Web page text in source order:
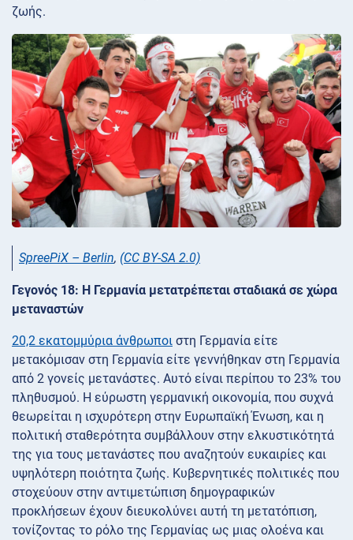
ζωής.
SpreePiX – Berlin, (CC BY-SA 2.0)
Γεγονός 18: Η Γερμανία μετατρέπεται σταδιακά σε χώρα
μεταναστών
20,2 εκατομμύρια άνθρωποι στη Γερμανία είτε
μετακόμισαν στη Γερμανία είτε γεννήθηκαν στη Γερμανία
από 2 γονείς μετανάστες. Αυτό είναι περίπου το 23% του
πληθυσμού. Η εύρωστη γερμανική οικονομία, που συχνά
θεωρείται η ισχυρότερη στην Ευρωπαϊκή Ένωση, και η
πολιτική σταθερότητα συμβάλλουν στην ελκυστικότητά
της για τους μετανάστες που αναζητούν ευκαιρίες και
υψηλότερη ποιότητα ζωής. Κυβερνητικές πολιτικές που
στοχεύουν στην αντιμετώπιση δημογραφικών
προκλήσεων έχουν διευκολύνει αυτή τη μετατόπιση,
τονίζοντας το ρόλο της Γερμανίας ως μιας ολοένα και